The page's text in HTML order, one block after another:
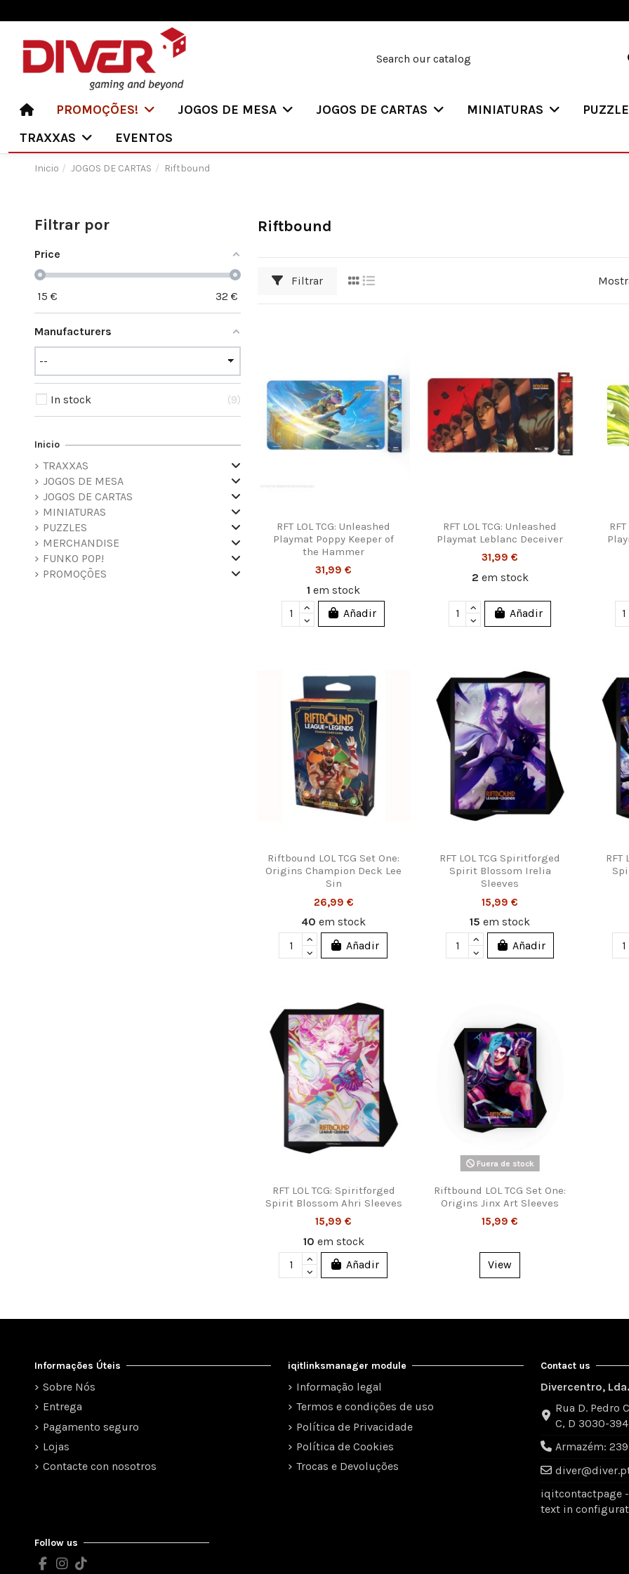
PROMOÇÕES! JOGOS DE MESA JOGOS DE CARTAS MINIATURAS
TRAXXAS
EVENTOS
Inicio JOGOS DE CARTAS Riftbound
Riftbound
Filtrar
RFT LOL TCG: Unleashed
Playmat Poppy Keeper of
the Hammer
31,99 €
1em stock
Añadir
RFT LOL TCG: Unleashed
Playmat Leblanc Deceiver
31,99 €
2 em stock
Añadir
Riftbound LOL TCG Set One:
Origins Champion Deck Lee
Sin
26,99 €
40em stock
Añadir
RFT LOL TCG Spiritforged
Spirit Blossom Irelia
Sleeves
15,99 €
15em stock
Añadir
RFT
RFT LOL TCG: Spiritforged
Spirit Blossom Ahri Sleeves
15,99 €
10 em stock
Añadir
Fuera de stock
Riftbound LOL TCG Set One:
Origins Jinx Art Sleeves
15,99 €
View
Filtrar por
Price
15 € 32 €
Manufacturers
In stock 9
Inicio
TRAXXAS
JOGOS DE MESA
JOGOS DE CARTAS
MINIATURAS
PUZZLES
MERCHANDISE
FUNKO POP!
PROMOÇÕES
Informações Úteis
Sobre Nós
Entrega
Pagamento seguro
Lojas
Contacte con nosotros
iqitlinksmanager module
Informação legal
Termos e condições de uso
Política de Privacidade
Política de Cookies
Trocas e Devoluções
Contact us
Divercentro, Lda.
Rua D. Pedro
C, D 3030-
Armazém:
iqitcontactpage
text in
Follow us